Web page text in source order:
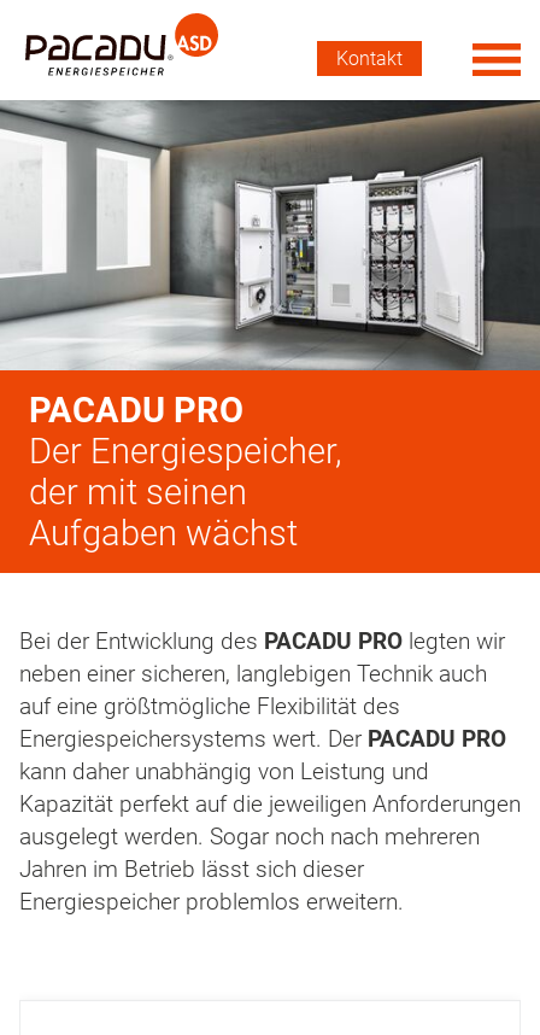
Kontakt
PACADU PRO
Der Energiespeicher,
der mit seinen
Aufgaben wächst
Bei der Entwicklung des PACADU PRO legten wir
neben einer sicheren, lang­lebigen Technik auch
auf eine größtmögliche Flexibilität des
Energiespeichersystems wert. Der PACADU PRO
kann daher unabhängig von Leistung und
Kapazität perfekt auf die jeweiligen Anforderungen
ausgelegt werden. Sogar noch nach mehreren
Jahren im Betrieb lässt sich dieser
Energiespeicher problemlos erweitern.